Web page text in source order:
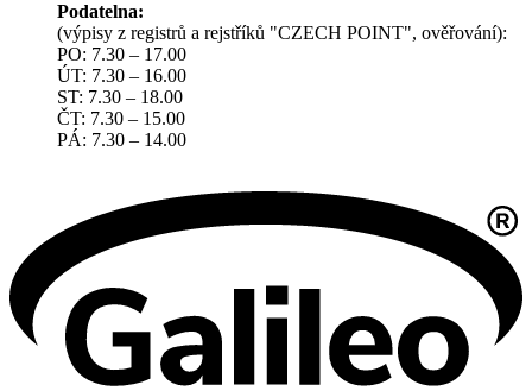
Podatelna:
(výpisy z registrů a rejstříků "CZECH POINT", ověřování):
PO: 7.30 – 17.00
ÚT: 7.30 – 16.00
ST: 7.30 – 18.00
ČT: 7.30 – 15.00
PÁ: 7.30 – 14.00